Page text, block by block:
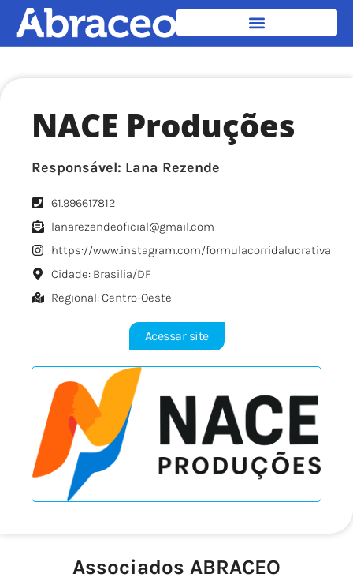
NACE Produções
Responsável: Lana Rezende
61.996617812
lanarezendeoficial@gmail.com
https://www.instagram.com/formulacorridalucrativa
Cidade: Brasilia/DF
Regional: Centro-Oeste
Acessar site
Associados ABRACEO